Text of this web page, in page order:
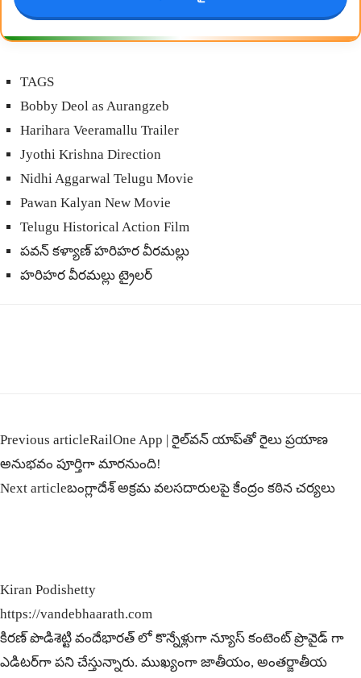
TAGS
Bobby Deol as Aurangzeb
Harihara Veeramallu Trailer
Jyothi Krishna Direction
Nidhi Aggarwal Telugu Movie
Pawan Kalyan New Movie
Telugu Historical Action Film
పవన్ కళ్యాణ్ హరిహర వీరమల్లు
హరిహర వీరమల్లు ట్రైలర్
Previous articleRailOne App | రైల్‌వన్ యాప్‌తో రైలు ప్రయాణ
అనుభవం పూర్తిగా మారనుంది!
Next articleబంగ్లాదేశ్ అక్రమ వలసదారులపై కేంద్రం క‌ఠిన చ‌ర్యలు
Kiran Podishetty
https://vandebhaarath.com
కిర‌ణ్ పొడిశెట్టి వందేభారత్ లో కొన్నేళ్లుగా న్యూస్ కంటెంట్ ప్రొవైడ్ గా
ఎడిటర్‌గా పని చేస్తున్నారు. ముఖ్యంగా జాతీయం, అంత‌ర్జాతీయ